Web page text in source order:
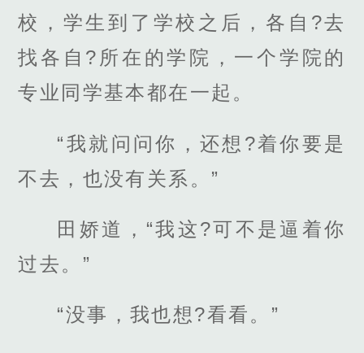
校，学生到了学校之后，各自?去
找各自?所在的学院，一个学院的
专业同学基本都在一起。
“我就问问你，还想?着你要是
不去，也没有关系。”
田娇道，“我这?可不是逼着你
过去。”
“没事，我也想?看看。”